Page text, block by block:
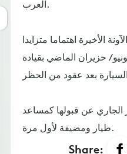
العرب.
الأخيرة اهتماما متزايدا
/ حزيران الماضي بقيادة
الجاري عن قبولها كمساعد
طيار ومضيفة لأول مرة.
Share: